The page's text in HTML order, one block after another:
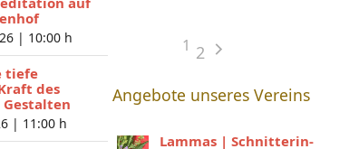
| 10:00 h
tiefe
des
| 11:00 h
1 2
Angebote unseres Vereins
Lammas | Schnitterin-